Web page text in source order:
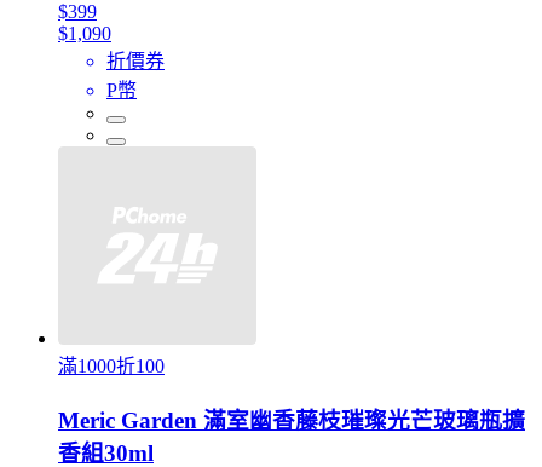
$399
$1,090
折價券
P幣
滿1000折100
Meric Garden 滿室幽香藤枝璀璨光芒玻璃瓶擴
香組30ml